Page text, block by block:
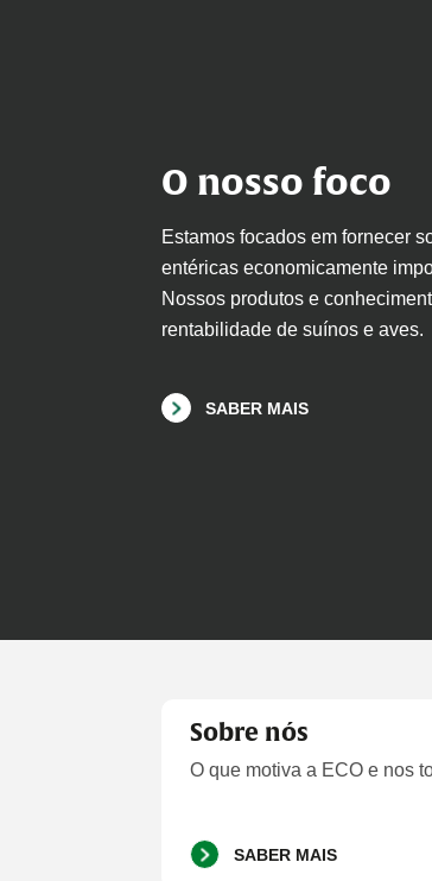
O nosso foco
Estamos focados em fornecer
entéricas economicamente
Nossos produtos e
rentabilidade de suínos e aves.
SABER MAIS
Sobre nós
O que motiva a ECO e nos
SABER MAIS